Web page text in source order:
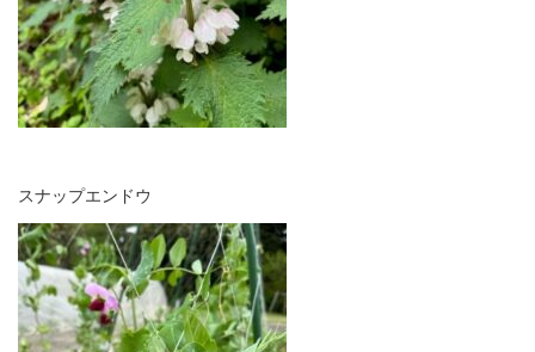
スナップエンドウ